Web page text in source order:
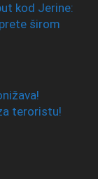
kod Jerine:
širom
teroristu!